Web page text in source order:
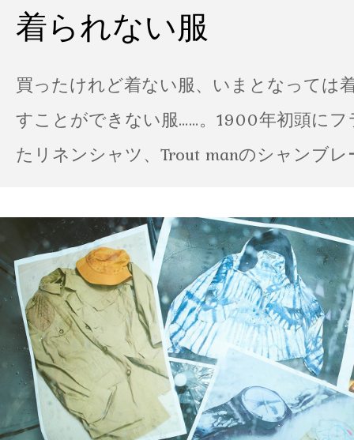
着られない服
買ったけれど着ない服、いまとなっては
すことができない服……。1900年初頭に
たリネンシャツ、Trout manのシャンブ